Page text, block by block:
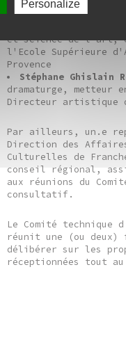
Rome Villa Médicis
et science de l'art,
l'Ecole Supérieure
Provence
Stéphane Ghislain
dramaturge, metteur
Directeur artistique de
Par ailleurs, un.e
Direction des
Culturelles de
conseil régional,
aux réunions du
consultatif.
Le Comité technique
réunit une (ou deux)
délibérer sur les
réceptionnées tout
Personalize